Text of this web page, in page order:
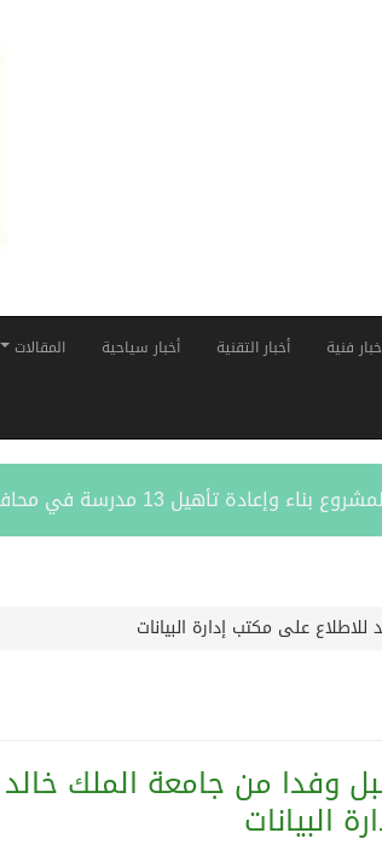
فنية أخبار التقنية أخبار سياحية المقالات
13 مدرسة في محافظتي لحج والضالع
الاهلي
جدة.. شواطئ رائعة وأنشطة متنوعة ووجهات
صلاح
على مكتب إدارة البيانات
وفدا من جامعة الملك خالد
البيانات